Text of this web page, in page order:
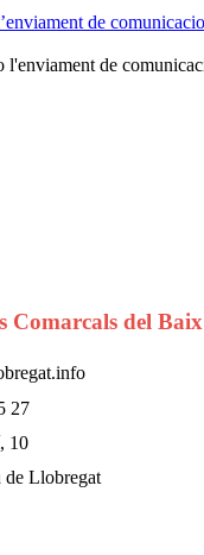
de
l'enviament de
Comarcals del
27
10
de Llobregat